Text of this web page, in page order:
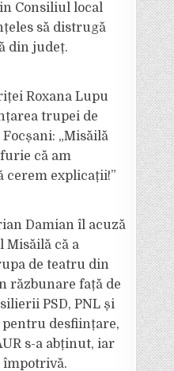
Consiliul local
să distrugă
din județ.
Roxana Lupu
trupei de
„Misăilă
că am
cerem explicații!”
Damian îl acuză
Misăilă că a
de teatru din
răzbunare față de
PSD, PNL și
pentru desființare,
s-a abținut, iar
împotrivă.